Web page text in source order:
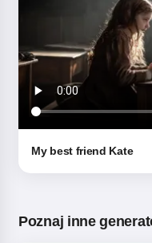
My best friend Kate
Poznaj inne